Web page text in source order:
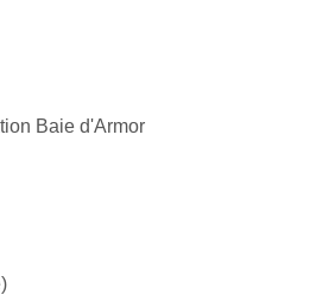
Baie d'Armor